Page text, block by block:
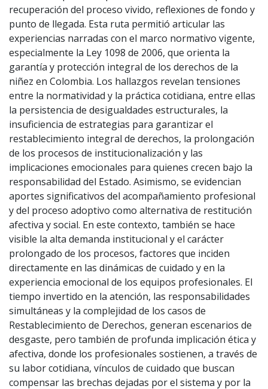
recuperación del proceso vivido, reflexiones de fondo y
punto de llegada. Esta ruta permitió articular las
experiencias narradas con el marco normativo vigente,
especialmente la Ley 1098 de 2006, que orienta la
garantía y protección integral de los derechos de la
niñez en Colombia. Los hallazgos revelan tensiones
entre la normatividad y la práctica cotidiana, entre ellas
la persistencia de desigualdades estructurales, la
insuficiencia de estrategias para garantizar el
restablecimiento integral de derechos, la prolongación
de los procesos de institucionalización y las
implicaciones emocionales para quienes crecen bajo la
responsabilidad del Estado. Asimismo, se evidencian
aportes significativos del acompañamiento profesional
y del proceso adoptivo como alternativa de restitución
afectiva y social. En este contexto, también se hace
visible la alta demanda institucional y el carácter
prolongado de los procesos, factores que inciden
directamente en las dinámicas de cuidado y en la
experiencia emocional de los equipos profesionales. El
tiempo invertido en la atención, las responsabilidades
simultáneas y la complejidad de los casos de
Restablecimiento de Derechos, generan escenarios de
desgaste, pero también de profunda implicación ética y
afectiva, donde los profesionales sostienen, a través de
su labor cotidiana, vínculos de cuidado que buscan
compensar las brechas dejadas por el sistema y por la